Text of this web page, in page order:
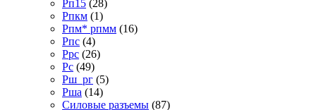
Рп15 (28)
Рпкм (1)
Рпм* рпмм (16)
Рпс (4)
Ррс (26)
Рс (49)
Рш_рг (5)
Рша (14)
Силовые разъемы (87)